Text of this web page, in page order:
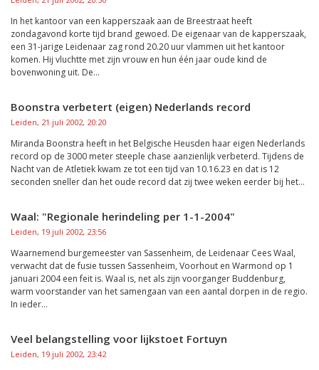
In het kantoor van een kapperszaak aan de Breestraat heeft
zondagavond korte tijd brand gewoed. De eigenaar van de kapperszaak,
een 31-jarige Leidenaar zag rond 20.20 uur vlammen uit het kantoor
komen. Hij vluchtte met zijn vrouw en hun één jaar oude kind de
bovenwoning uit. De...
Boonstra verbetert (eigen) Nederlands record
Leiden, 21 juli 2002, 20:20
Miranda Boonstra heeft in het Belgische Heusden haar eigen Nederlands
record op de 3000 meter steeple chase aanzienlijk verbeterd. Tijdens de
Nacht van de Atletiek kwam ze tot een tijd van 10.16.23 en dat is 12
seconden sneller dan het oude record dat zij twee weken eerder bij het...
Waal: "Regionale herindeling per 1-1-2004"
Leiden, 19 juli 2002, 23:56
Waarnemend burgemeester van Sassenheim, de Leidenaar Cees Waal,
verwacht dat de fusie tussen Sassenheim, Voorhout en Warmond op 1
januari 2004 een feit is. Waal is, net als zijn voorganger Buddenburg,
warm voorstander van het samengaan van een aantal dorpen in de regio.
In ieder...
Veel belangstelling voor lijkstoet Fortuyn
Leiden, 19 juli 2002, 23:42